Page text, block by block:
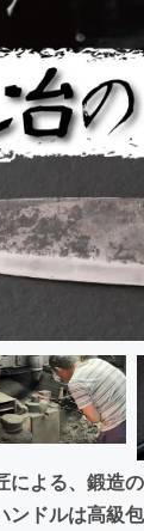
り・地域活性化
による、鍛造
ンドルは高級